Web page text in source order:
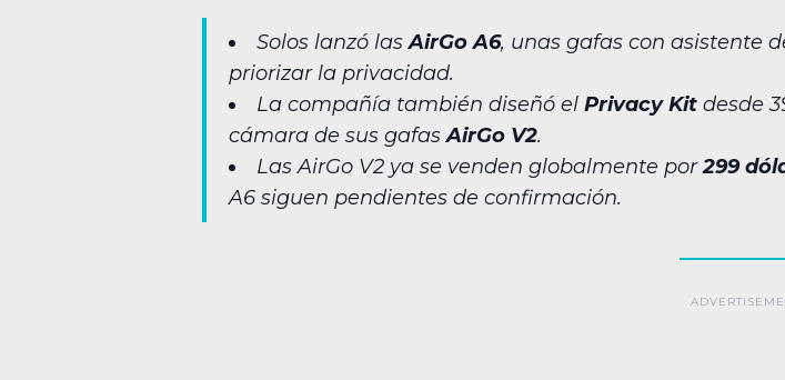
Solos lanzó lasAirGo A6, unas gafas con asistente
priorizar la privacidad.
La compañía también diseñó el Privacy Kit desde
cámara de sus gafasAirGo V2.
Las AirGo V2 ya se venden globalmente por299
A6 siguen pendientes de confirmación.